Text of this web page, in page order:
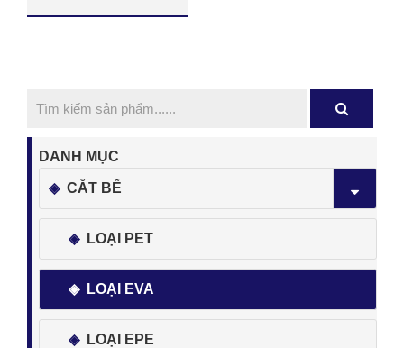
EVA)
DANH MỤC
CẮT BẾ
LOẠI PET
LOẠI EVA
LOẠI EPE